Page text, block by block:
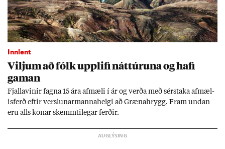
Innlent
Vilj­um að fólk upp­lifi nátt­úr­una og hafi
gam­an
Fjalla­vin­ir fagna 15 ára af­mæli í ár og verða með sér­staka af­mæl­
is­ferð eft­ir versl­un­ar­manna­helgi að Græna­hrygg. Fram und­an
eru alls kon­ar skemmti­leg­ar ferð­ir.